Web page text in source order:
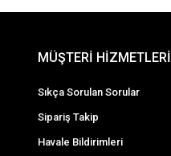
MÜŞTERİ HİZMETLERİ
Sıkça Sorulan Sorular
Sipariş Takip
Havale Bildirimleri